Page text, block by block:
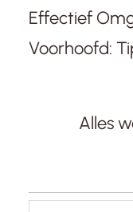
Effectief
Voorhoofd:
Alles